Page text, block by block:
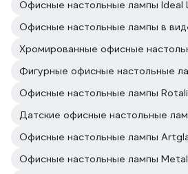
Офисные настольные лампы Ideal
Офисные настольные лампы в
Хромированные офисные
Фигурные офисные настольные
Офисные настольные лампы
Датские офисные настольные
Офисные настольные лампы
Офисные настольные лампы